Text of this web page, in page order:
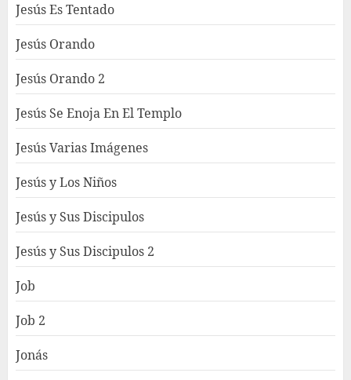
Jesús Es Tentado
Jesús Orando
Jesús Orando 2
Jesús Se Enoja En El Templo
Jesús Varias Imágenes
Jesús y Los Niños
Jesús y Sus Discipulos
Jesús y Sus Discipulos 2
Job
Job 2
Jonás